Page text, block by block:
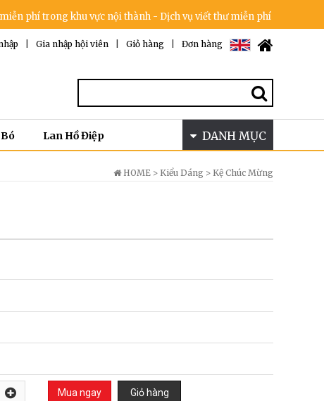
trong khu vực nội thành - Dịch vụ viết thư miễn phí - Cam kết không
Đơn hàng
Giỏ hàng
Gia nhập hội viên
Lan Hồ Điệp DANH MỤC
HOME > Kiểu Dáng > Kệ Chúc Mừng